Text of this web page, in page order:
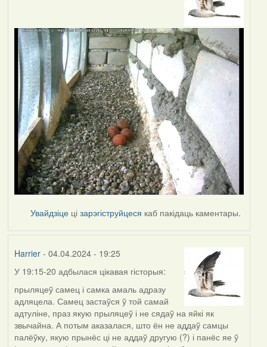
Увайдзіце цізарэгіструйцеся каб пакідаць каментары.
Harrier- 04.04.2024 - 19:25
У 19:15-20 адбылася цікавая гісторыя:
прыляцеў самец і самка амаль адразу
адляцела. Самец застаўся ў той самай
адтуліне, праз якую прыляцеў і не сядаў на яйкі як
звычайна. А потым аказалася, што ён не аддаў самцы
палёўку, якую прынёс ці не аддаў другую (?) і панёс яе ў